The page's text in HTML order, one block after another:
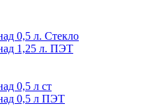
0,5 л. Стекло
1,25 л. ПЭТ
0,5 л ст
0,5 л ПЭТ